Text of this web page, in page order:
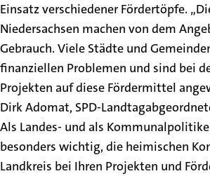
Einsatz verschiedener Fördertöpfe.
Niedersachsen machen von dem
Gebrauch. Viele Städte und
finanziellen Problemen und sind bei
Projekten auf diese Fördermittel
Dirk Adomat, SPD-
Als Landes- und als
besonders wichtig, die heimischen
Landkreis bei Ihren Projekten und